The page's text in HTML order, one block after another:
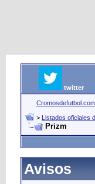
twitter
Cromosdefutbol.com
> Listados oficiales
Prizm
Avisos